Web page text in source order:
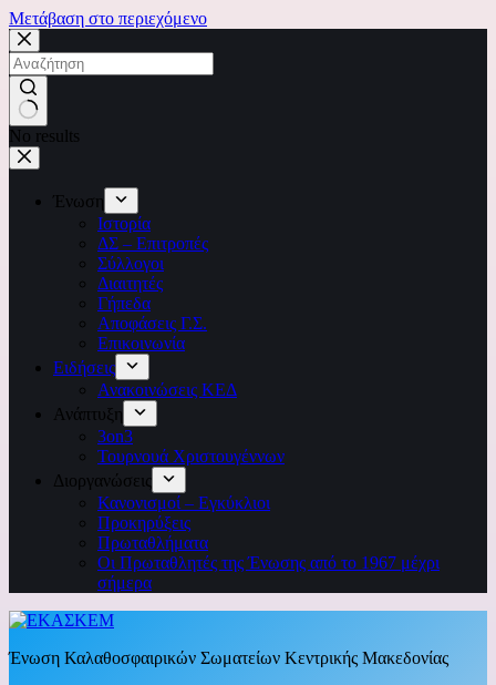
Μετάβαση στο περιεχόμενο
No results
Ένωση
Ιστορία
ΔΣ – Επιτροπές
Σύλλογοι
Διαιτητές
Γήπεδα
Αποφάσεις Γ.Σ.
Επικοινωνία
Ειδήσεις
Ανακοινώσεις ΚΕΔ
Ανάπτυξη
3on3
Τουρνουά Χριστουγέννων
Διοργανώσεις
Κανονισμοί – Εγκύκλιοι
Προκηρύξεις
Πρωταθλήματα
Οι Πρωταθλητές της Ένωσης από το 1967 μέχρι
σήμερα
Ένωση Καλαθοσφαιρικών Σωματείων Κεντρικής Μακεδονίας